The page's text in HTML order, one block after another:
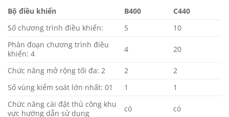
Bộ điều khiển
B400
C440
Số chương trình điều khiển:
5
10
Phân đoạn chương trình điều
khiển: 4
4 20
Chức năng mở rộng tối đa: 2 2
2
Số vùng kiểm soát lớn nhất: 01
1
1
Chức năng cài đặt thủ công khu
vực hướng dẫn sử dụng
có có